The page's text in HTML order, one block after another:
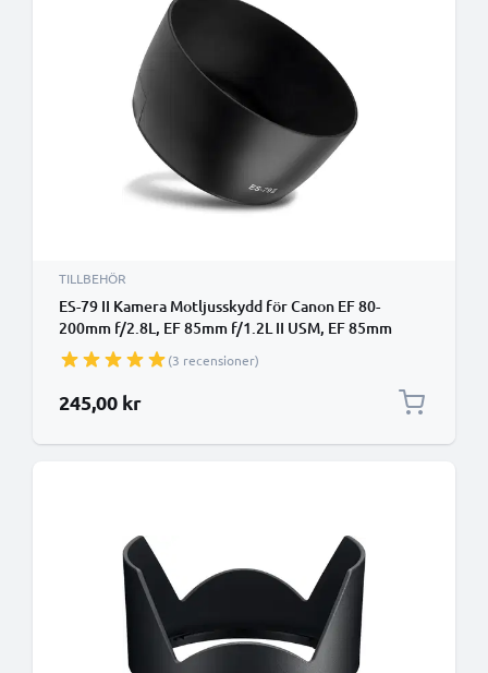
TILLBEHÖR
ES-79 II Kamera Motljusskydd för Canon EF 80-
200mm f/2.8L, EF 85mm f/1.2L II USM, EF 85mm
f/1.2L USM – Plast bajonett cylinder / rund / tub
Motljusskydd från CELLONIC
(3 recensioner)
245,00 kr